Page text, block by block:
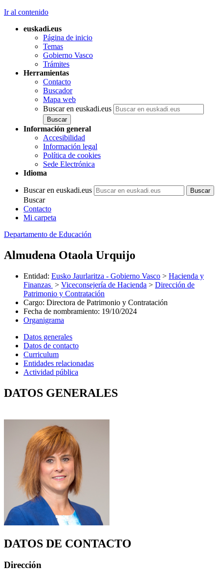
Ir al contenido
euskadi.eus
Página de inicio
Temas
Gobierno Vasco
Trámites
Herramientas
Contacto
Buscador
Mapa web
Buscar en euskadi.eus
Información general
Accesibilidad
Información legal
Política de cookies
Sede Electrónica
Idioma
Buscar en euskadi.eus
Buscar
Contacto
Mi carpeta
Departamento de Educación
Almudena Otaola Urquijo
Entidad: Eusko Jaurlaritza - Gobierno Vasco > Hacienda y
Finanzas > Viceconsejería de Hacienda > Dirección de
Patrimonio y Contratación
Cargo: Directora de Patrimonio y Contratación
Fecha de nombramiento: 19/10/2024
Organigrama
Datos generales
Datos de contacto
Curriculum
Entidades relacionadas
Actividad pública
DATOS GENERALES
DATOS DE CONTACTO
Dirección